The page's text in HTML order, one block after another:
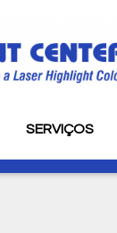
SERVIÇOS